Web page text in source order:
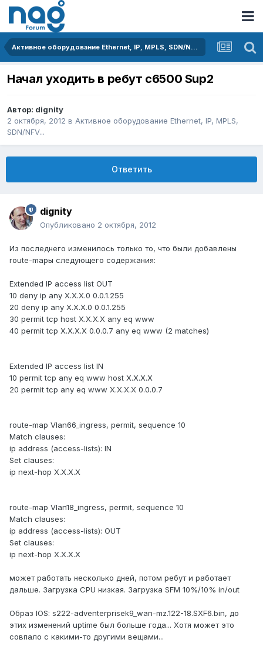
Активное оборудование Ethernet, IP, MPLS, SDN/NFV...
Начал уходить в ребут c6500 Sup2
Автор: dignity
2 октября, 2012 в Активное оборудование Ethernet, IP, MPLS,
SDN/NFV...
Ответить
dignity
Опубликовано 2 октября, 2012
Из последнего изменилось только то, что были добавлены
route-mapы следующего содержания:
Extended IP access list OUT
10 deny ip any X.X.X.0 0.0.1.255
20 deny ip any X.X.X.0 0.0.1.255
30 permit tcp host X.X.X.X any eq www
40 permit tcp X.X.X.X 0.0.0.7 any eq www (2 matches)
Extended IP access list IN
10 permit tcp any eq www host X.X.X.X
20 permit tcp any eq www X.X.X.X 0.0.0.7
route-map Vlan66_ingress, permit, sequence 10
Match clauses:
ip address (access-lists): IN
Set clauses:
ip next-hop X.X.X.X
route-map Vlan18_ingress, permit, sequence 10
Match clauses:
ip address (access-lists): OUT
Set clauses:
ip next-hop X.X.X.X
может работать несколько дней, потом ребут и работает
дальше. Загрузка CPU низкая. Загрузка SFM 10%/10% in/out
Образ IOS: s222-adventerprisek9_wan-mz.122-18.SXF6.bin, до
этих изменений uptime был больше года... Хотя может это
совпало с какими-то другими вещами...